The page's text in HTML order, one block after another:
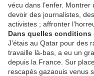
vécu dans l’enfer.
devoir des journalistes,
activistes ; affronter
Dans quelles
J’étais au Qatar pour des
travaille là-bas, a eu un
depuis la France. Sur
rescapés gazaouis venus